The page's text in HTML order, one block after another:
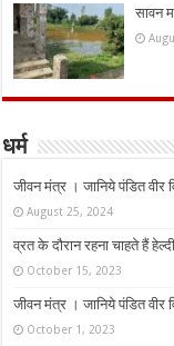
सावन
धर्म
जीवन मंत्र । जानिये पंडित वीर
August 25, 2024
व्रत के दौरान रहना चाहते हैं
October 15, 2023
जीवन मंत्र । जानिये पंडित वीर
October 1, 2023